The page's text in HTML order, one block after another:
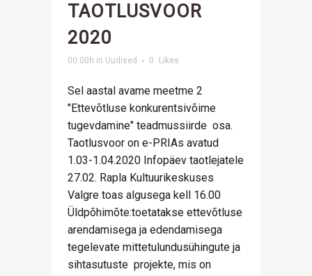
TAOTLUSVOOR
2020
00:00h in Uudised 0 Likes
Sel aastal avame meetme 2
"Ettevõtluse konkurentsivõime
tugevdamine" teadmussiirde osa.
Taotlusvoor on e-PRIAs avatud
1.03-1.04.2020 Infopäev taotlejatele
27.02. Rapla Kultuurikeskuses
Valgre toas algusega kell 16.00
Üldpõhimõte:toetatakse ettevõtluse
arendamisega ja edendamisega
tegelevate mittetulundusühingute ja
sihtasutuste projekte, mis on